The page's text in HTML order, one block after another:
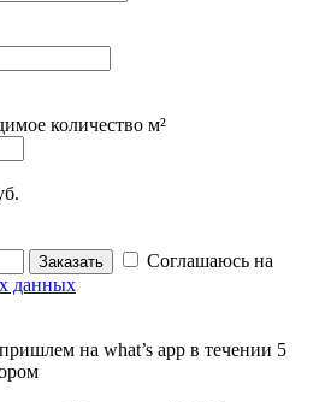
количество м²
Заказать
Соглашаюсь на
данных
на what’s app в течении 5